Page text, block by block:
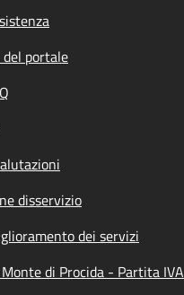
portale
disservizio
dei servizi
di Procida - Partita IVA